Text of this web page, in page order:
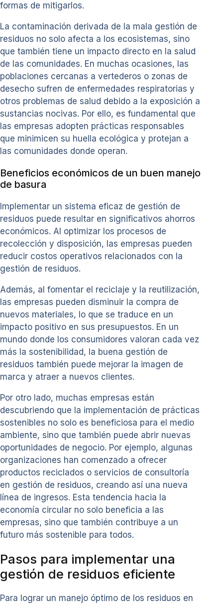
formas de mitigarlos.
La contaminación derivada de la mala gestión de
residuos no solo afecta a los ecosistemas, sino
que también tiene un impacto directo en la salud
de las comunidades. En muchas ocasiones, las
poblaciones cercanas a vertederos o zonas de
desecho sufren de enfermedades respiratorias y
otros problemas de salud debido a la exposición a
sustancias nocivas. Por ello, es fundamental que
las empresas adopten prácticas responsables
que minimicen su huella ecológica y protejan a
las comunidades donde operan.
Beneficios económicos de un buen manejo
de basura
Implementar un sistema eficaz de gestión de
residuos puede resultar en significativos ahorros
económicos. Al optimizar los procesos de
recolección y disposición, las empresas pueden
reducir costos operativos relacionados con la
gestión de residuos.
Además, al fomentar el reciclaje y la reutilización,
las empresas pueden disminuir la compra de
nuevos materiales, lo que se traduce en un
impacto positivo en sus presupuestos. En un
mundo donde los consumidores valoran cada vez
más la sostenibilidad, la buena gestión de
residuos también puede mejorar la imagen de
marca y atraer a nuevos clientes.
Por otro lado, muchas empresas están
descubriendo que la implementación de prácticas
sostenibles no solo es beneficiosa para el medio
ambiente, sino que también puede abrir nuevas
oportunidades de negocio. Por ejemplo, algunas
organizaciones han comenzado a ofrecer
productos reciclados o servicios de consultoría
en gestión de residuos, creando así una nueva
línea de ingresos. Esta tendencia hacia la
economía circular no solo beneficia a las
empresas, sino que también contribuye a un
futuro más sostenible para todos.
Pasos para implementar una
gestión de residuos eficiente
Para lograr un manejo óptimo de los residuos en